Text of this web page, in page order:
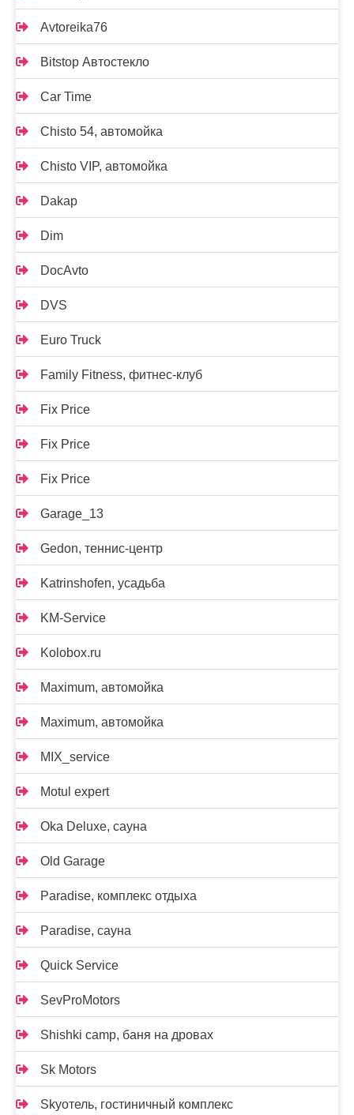
Avtoreika76
Bitstop Автостекло
Car Time
Chisto 54, автомойка
Chisto VIP, автомойка
Dakap
Dim
DocAvto
DVS
Euro Truck
Family Fitness, фитнес-клуб
Fix Price
Fix Price
Fix Price
Garage_13
Gedon, теннис-центр
Katrinshofen, усадьба
KM-Service
Kolobox.ru
Maximum, автомойка
Maximum, автомойка
MIX_service
Motul expert
Oka Deluxe, сауна
Old Garage
Paradise, комплекс отдыха
Paradise, сауна
Quick Service
SevProMotors
Shishki camp, баня на дровах
Sk Motors
Skyотель, гостиничный комплекс